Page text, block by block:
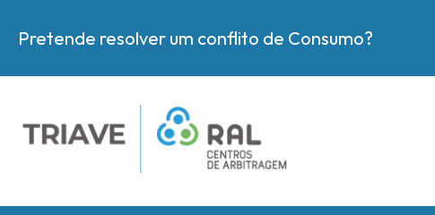
Pretende resolver um conflito de Consumo?